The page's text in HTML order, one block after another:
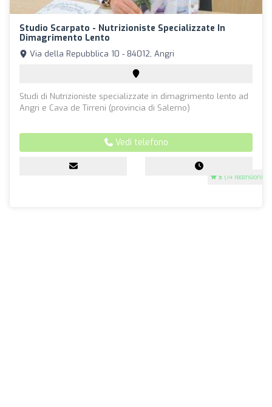
Studio Scarpato - Nutrizioniste Specializzate In
Dimagrimento Lento
5 (14 recensioni)
Via della Repubblica 10 - 84012, Angri
Studi di Nutrizioniste specializzate in dimagrimento lento ad
Angri e Cava de Tirreni (provincia di Salerno)
Vedi telefono